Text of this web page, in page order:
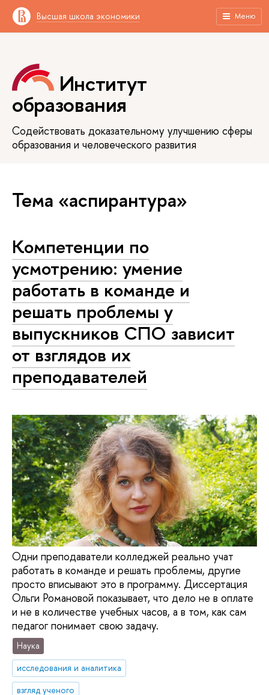
Высшая школа экономики Меню
Институт
образования
Содействовать доказательному улучшению сферы
образования и человеческого развития
Тема «аспирантура»
Компетенции по
усмотрению: умение
работать в команде и
решать проблемы у
выпускников СПО зависит
от взглядов их
преподавателей
Одни преподаватели колледжей реально учат
работать в команде и решать проблемы, другие
просто вписывают это в программу. Диссертация
Ольги Романовой показывает, что дело не в оплате
и не в количестве учебных часов, а в том, как сам
педагог понимает свою задачу.
Наука
исследования и аналитика
взгляд ученого